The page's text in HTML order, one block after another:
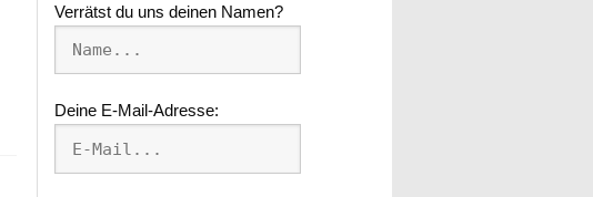
Verrätst du uns deinen Namen?
Deine E-Mail-Adresse: